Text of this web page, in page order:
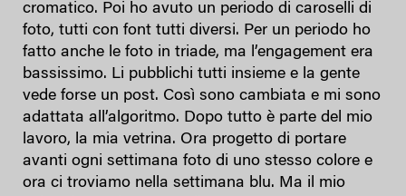
cromatico. Poi ho avuto un periodo di caroselli di
foto, tutti con font tutti diversi. Per un periodo ho
fatto anche le foto in triade, ma l’engagement era
bassissimo. Li pubblichi tutti insieme e la gente
vede forse un post. Così sono cambiata e mi sono
adattata all’algoritmo. Dopo tutto è parte del mio
lavoro, la mia vetrina. Ora progetto di portare
avanti ogni settimana foto di uno stesso colore e
ora ci troviamo nella settimana blu. Ma il mio